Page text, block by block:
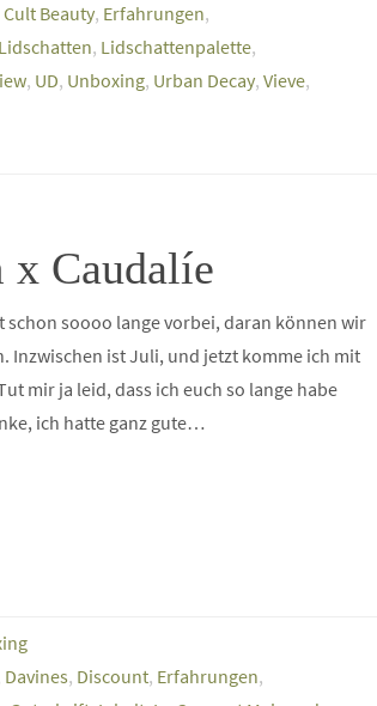
Cult Beauty, Erfahrungen,
Lidschatten, Lidschattenpalette,
, UD, Unboxing, Urban Decay, Vieve,
Caudalíe
schon soooo lange vorbei, daran können wir
Inzwischen ist Juli, und jetzt komme ich mit
mir ja leid, dass ich euch so lange habe
ich hatte ganz gute…
Davines, Discount, Erfahrungen,